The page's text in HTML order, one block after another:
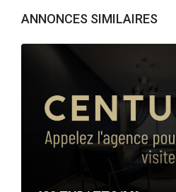
ANNONCES SIMILAIRES